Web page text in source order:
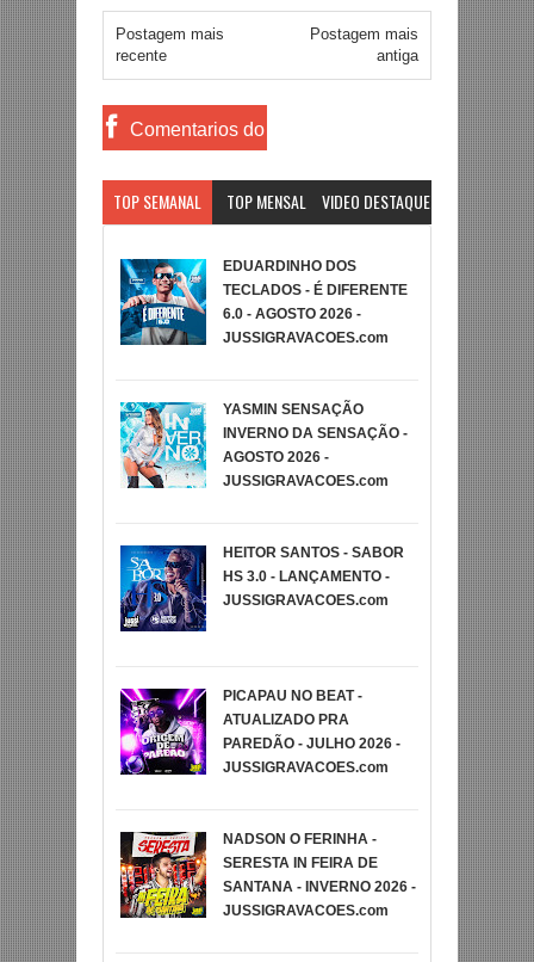
Postagem mais
recente
Postagem mais
antiga
Comentarios do
TOP SEMANAL TOP MENSAL VIDEO DESTAQUE
EDUARDINHO DOS
TECLADOS - É DIFERENTE
6.0 - AGOSTO 2026 -
JUSSIGRAVACOES.com
YASMIN SENSAÇÃO
INVERNO DA SENSAÇÃO -
AGOSTO 2026 -
JUSSIGRAVACOES.com
HEITOR SANTOS - SABOR
HS 3.0 - LANÇAMENTO -
JUSSIGRAVACOES.com
PICAPAU NO BEAT -
ATUALIZADO PRA
PAREDÃO - JULHO 2026 -
JUSSIGRAVACOES.com
NADSON O FERINHA -
SERESTA IN FEIRA DE
SANTANA - INVERNO 2026 -
JUSSIGRAVACOES.com